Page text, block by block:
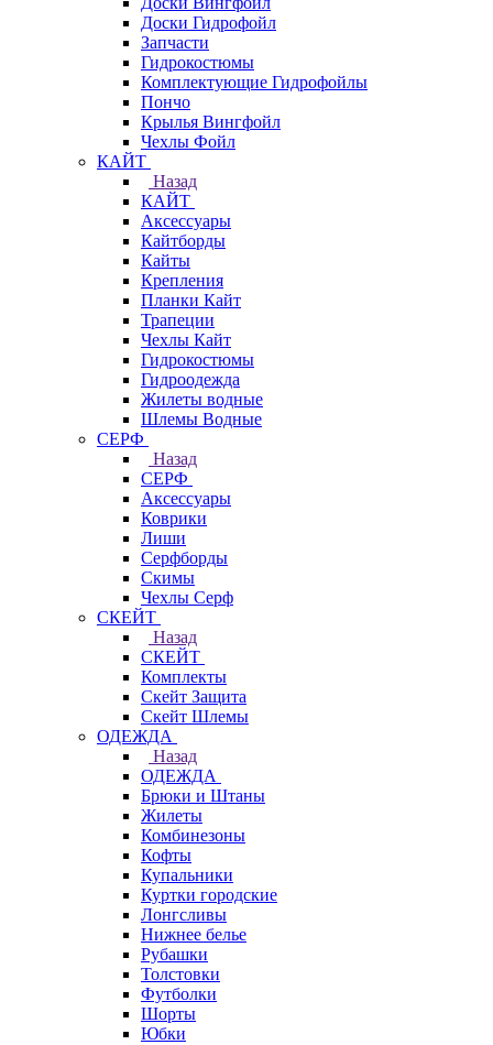
Доски Гидрофойл
Запчасти
Гидрокостюмы
Комплектующие Гидрофойлы
Пончо
Крылья Вингфойл
Чехлы Фойл
КАЙТ
Назад
КАЙТ
Аксессуары
Кайтборды
Кайты
Крепления
Планки Кайт
Трапеции
Чехлы Кайт
Гидрокостюмы
Гидроодежда
Жилеты водные
Шлемы Водные
СЕРФ
Назад
СЕРФ
Аксессуары
Коврики
Лиши
Серфборды
Скимы
Чехлы Cерф
СКЕЙТ
Назад
СКЕЙТ
Комплекты
Скейт Защита
Скейт Шлемы
ОДЕЖДА
Назад
ОДЕЖДА
Брюки и Штаны
Жилеты
Комбинезоны
Кофты
Купальники
Куртки городские
Лонгсливы
Нижнее белье
Рубашки
Толстовки
Футболки
Шорты
Юбки